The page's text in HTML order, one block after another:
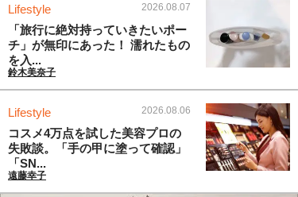
Lifestyle 2026.08.07
「旅行に絶対持っていきたいポー
チ」が無印にあった！ 濡れたもの
を入...
鈴木美奈子
Lifestyle 2026.08.06
コスメ4万点を試した美容プロの
失敗談。「手の甲に塗って確認」
「SN...
遠藤幸子